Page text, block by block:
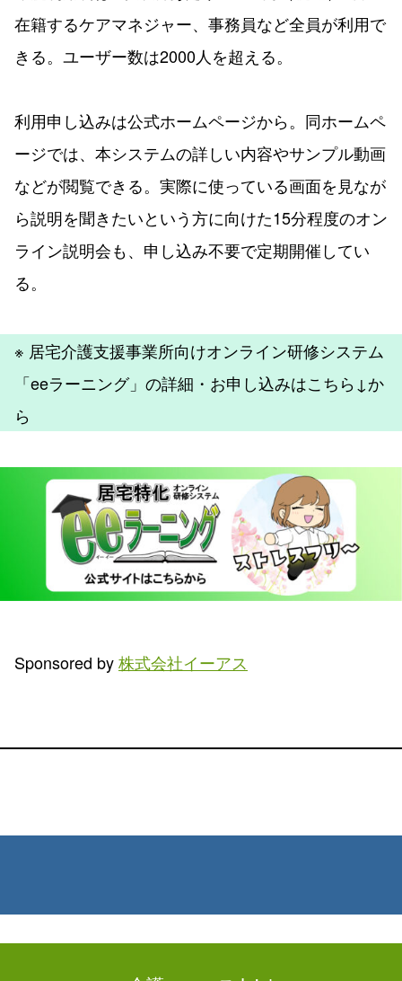
在籍するケアマネジャー、事務員など全員が利用で
きる。ユーザー数は2000人を超える。
利用申し込みは公式ホームページから。同ホームペ
ージでは、本システムの詳しい内容やサンプル動画
などが閲覧できる。実際に使っている画面を見なが
ら説明を聞きたいという方に向けた15分程度のオン
ライン説明会も、申し込み不要で定期開催してい
る。
※ 居宅介護支援事業所向けオンライン研修システム
「eeラーニング」の詳細・お申し込みはこちら↓か
ら
Sponsored by株式会社イーアス